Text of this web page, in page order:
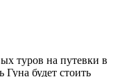
туров на путевки в
будет стоить